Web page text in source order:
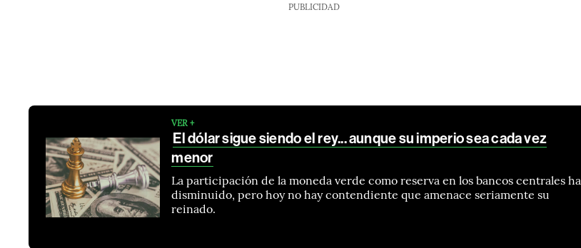
PUBLICIDAD
VER +
El dólar sigue siendo el rey... aunque su imperio sea cada vez
menor
La participación de la moneda verde como reserva en los bancos centrales ha
disminuido, pero hoy no hay contendiente que amenace seriamente su
reinado.